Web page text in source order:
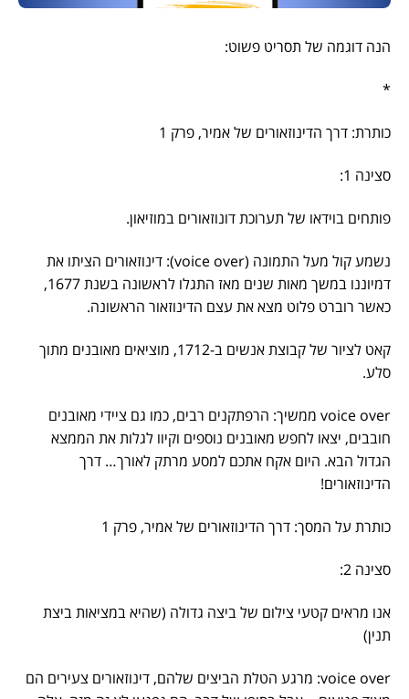
הנה דוגמה של תסריט פשוט:
*
כותרת: דרך הדינוזאורים של אמיר, פרק 1
סצינה 1:
פותחים בוידאו של תערוכת דונוזאורים במוזיאון.
נשמע קול מעל התמונה (voice over): דינוזאורים הציתו את
דמיוננו במשך מאות שנים מאז התגלו לראשונה בשנת 1677,
כאשר רוברט פלוט מצא את עצם הדינוזאור הראשונה.
קאט לציור של קבוצת אנשים ב-1712, מוציאים מאובנים מתוך
סלע.
voice over ממשיך: הרפתקנים רבים, כמו גם ציידי מאובנים
חובבים, יצאו לחפש מאובנים נוספים וקיוו לגלות את הממצא
הגדול הבא. היום אקח אתכם למסע מרתק לאורך… דרך
הדינוזאורים!
כותרת על המסך: דרך הדינוזאורים של אמיר, פרק 1
סצינה 2:
אנו מראים קטעי צילום של ביצה גדולה (שהיא במציאות ביצת
תנין)
voice over: מרגע הטלת הביצים שלהם, דינוזאורים צעירים הם